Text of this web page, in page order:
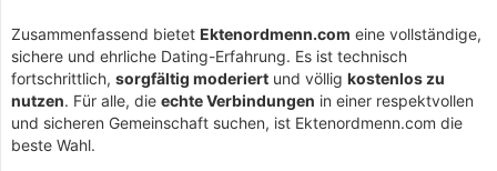
Zusammenfassend bietet Ektenordmenn.com eine vollständige,
sichere und ehrliche Dating-Erfahrung. Es ist technisch
fortschrittlich, sorgfältig moderiert und völlig kostenlos zu
nutzen. Für alle, die echte Verbindungen in einer respektvollen
und sicheren Gemeinschaft suchen, ist Ektenordmenn.com die
beste Wahl.